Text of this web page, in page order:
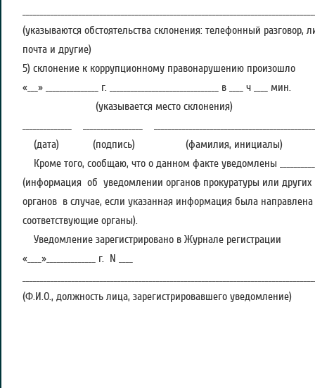
(указываются обстоятельства склонения: телефонный разговор,
почта и другие)
5) склонение к коррупционному правонарушению произошло
«___» _______________ г. _______________________________ в ____ ч ____ мин.
(указывается место склонения)
(дата) (подпись) (фамилия, инициалы)
Кроме того, сообщаю, что о данном факте уведомлены
(информация об уведомлении органов прокуратуры или других
органов в случае, если указанная информация была
соответствующие органы).
Уведомление зарегистрировано в Журнале регистрации
«____»______________ г. N ____
(Ф.И.О., должность лица, зарегистрировавшего уведомление)